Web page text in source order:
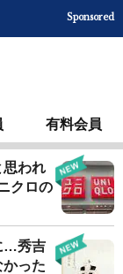
Sponsored
有料会員
思われ
クロの
…秀吉
った